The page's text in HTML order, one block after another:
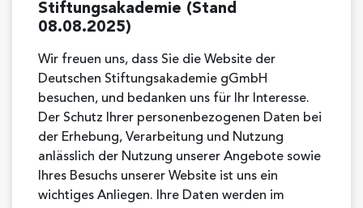
Stiftungsakademie (Stand
08.08.2025)
Wir freuen uns, dass Sie die Website der
Deutschen Stiftungsakademie gGmbH
besuchen, und bedanken uns für Ihr Interesse.
Der Schutz Ihrer personenbezogenen Daten bei
der Erhebung, Verarbeitung und Nutzung
anlässlich der Nutzung unserer Angebote sowie
Ihres Besuchs unserer Website ist uns ein
wichtiges Anliegen. Ihre Daten werden im